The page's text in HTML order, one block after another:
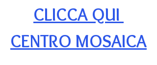
CLICCA QUI
CENTRO MOSAICA